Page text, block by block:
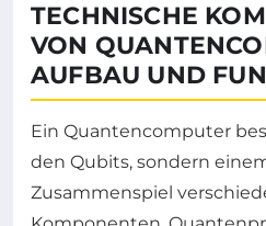
TECHNISCHE
VON
AUFBAU UND
Ein Quantencomputer
den Qubits, sondern
Zusammenspiel